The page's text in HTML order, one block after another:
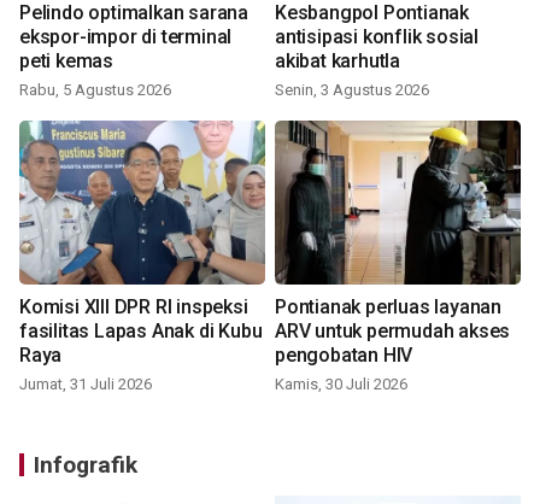
Pelindo optimalkan sarana
ekspor-impor di terminal
peti kemas
Rabu, 5 Agustus 2026
Kesbangpol Pontianak
antisipasi konflik sosial
akibat karhutla
Senin, 3 Agustus 2026
Komisi XIII DPR RI inspeksi
fasilitas Lapas Anak di Kubu
Raya
Jumat, 31 Juli 2026
Pontianak perluas layanan
ARV untuk permudah akses
pengobatan HIV
Kamis, 30 Juli 2026
Infografik